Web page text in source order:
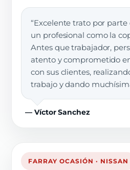
“Excelente trato por
un profesional como la
Antes que trabajador,
atento y comprometido
con sus clientes,
trabajo y dando
— Víctor Sanchez
FARRAY OCASIÓN · NISSAN